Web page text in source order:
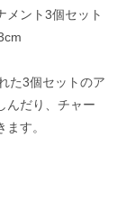
ント3個セット
た3個セットのア
んだり、チャー
す。